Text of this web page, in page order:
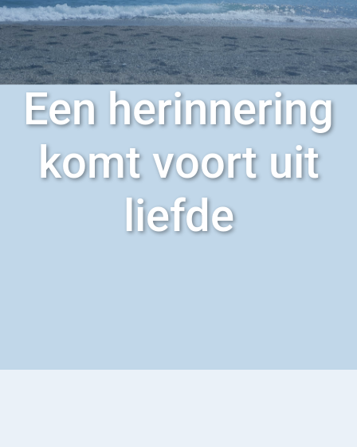
Een herinnering
komt voort uit
liefde